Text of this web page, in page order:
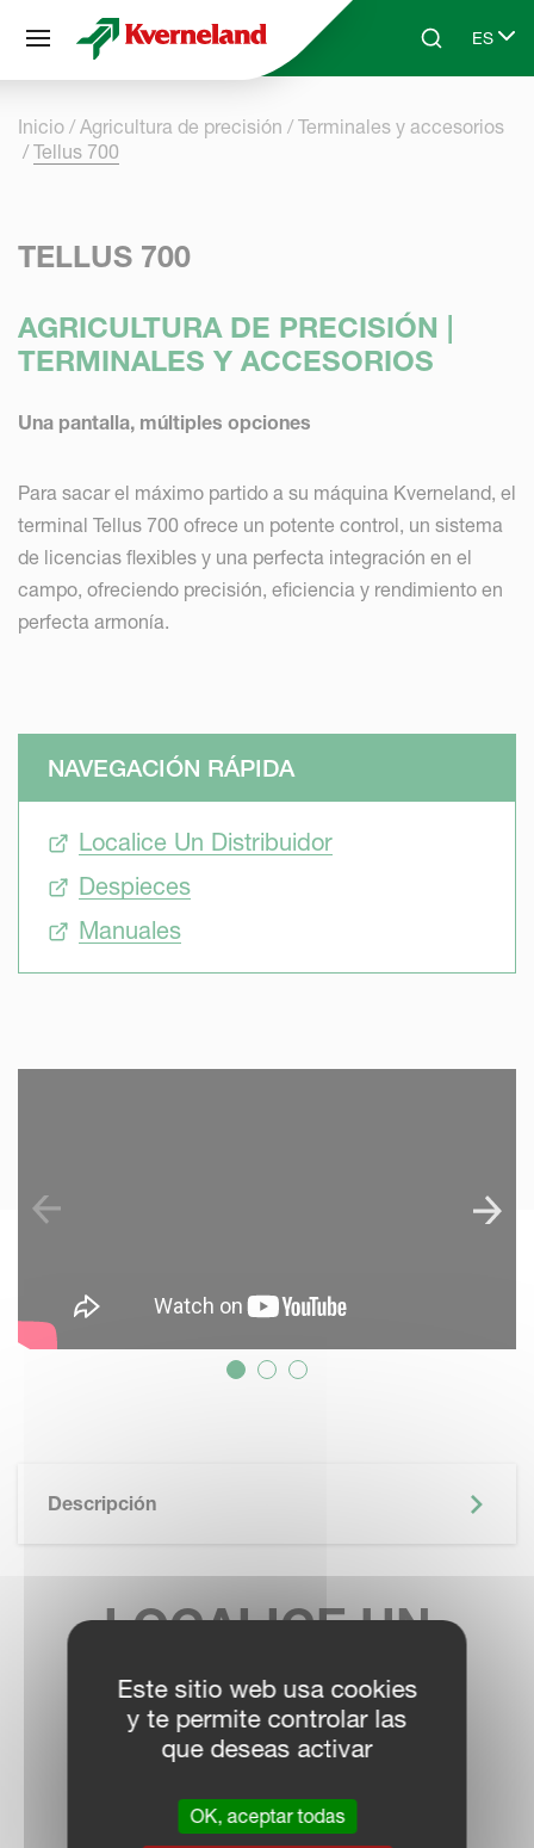
Skip to main contentSearchES
Select
Inicio Agricultura de precisión
Terminales y accesorios
Tellus 700
TELLUS 700
AGRICULTURA DE PRECISIÓN |
TERMINALES Y ACCESORIOS
Una pantalla, múltiples opciones
Para sacar el máximo partido a su máquina Kverneland, el
terminal Tellus 700 ofrece un potente control, un sistema
de licencias flexibles y una perfecta integración en el
campo, ofreciendo precisión, eficiencia y rendimiento en
perfecta armonía.
NAVEGACIÓN RÁPIDA
Localice Un Distribuidor
Despieces
Manuales
Descripción
LOCALICE UN
DISTRIBUIDOR
RED COMERCIAL
Panel de gestión de cookies
Este sitio web usa cookies
y te permite controlar las
que deseas activar
OK, aceptar todas